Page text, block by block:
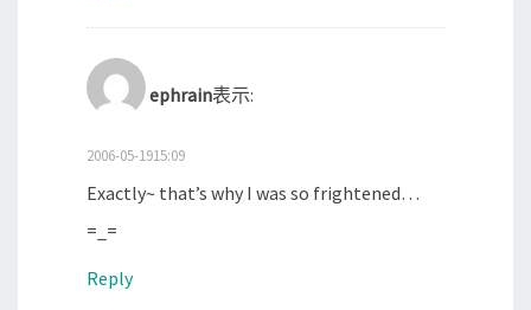
ephrain表示:
2006-05-1915:09
Exactly~ that’s why I was so frightened…
=_=
Reply